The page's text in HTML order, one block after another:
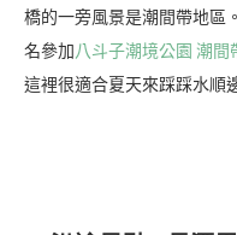
橋的一旁風景是潮間帶地區
名參加八斗子潮境公園 潮間
這裡很適合夏天來踩踩水順